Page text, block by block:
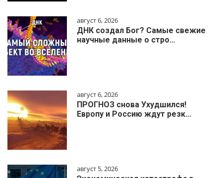
август 6, 2026
ДНК создал Бог? Самые свежие
научные данные о стро…
август 6, 2026
ПРОГНОЗ снова Ухудшился!
Европу и Россию ждут резк…
август 5, 2026